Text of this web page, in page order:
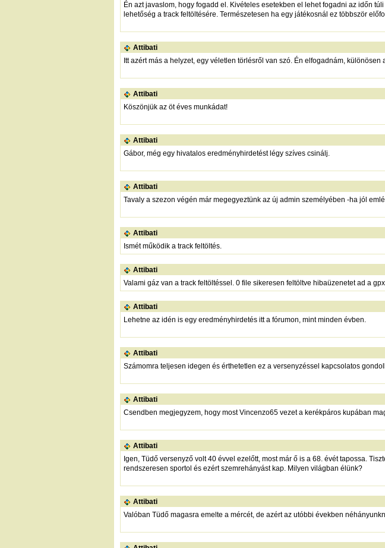
Én azt javaslom, hogy fogadd el. Kivételes esetekben el lehet fogadni az időn
lehetőség a track feltöltésére. Természetesen ha egy játékosnál ez többször
Attibati
Itt azért más a helyzet, egy véletlen törlésről van szó. Én elfogadnám,
Attibati
Köszönjük az öt éves munkádat!
Attibati
Gábor, még egy hivatalos eredményhirdetést légy szíves csinálj.
Attibati
Tavaly a szezon végén már megegyeztünk az új admin személyében -ha jól
Attibati
Ismét működik a track feltöltés.
Attibati
Valami gáz van a track feltöltéssel. 0 file sikeresen feltöltve hibaüzenetet ad a
Attibati
Lehetne az idén is egy eredményhirdetés itt a fórumon, mint minden évben.
Attibati
Számomra teljesen idegen és érthetetlen ez a versenyzéssel kapcsolatos
Attibati
Csendben megjegyzem, hogy most Vincenzo65 vezet a kerékpáros kupában
Attibati
Igen, Tüdő versenyző volt 40 évvel ezelőtt, most már ő is a 68. évét tapossa.
rendszeresen sportol és ezért szemrehányást kap. Milyen világban élünk?
Attibati
Valóban Tüdő magasra emelte a mércét, de azért az utóbbi években